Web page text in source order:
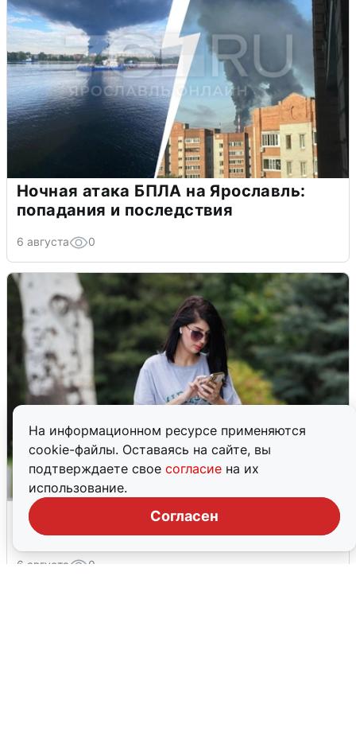
На информационном ресурсе применяются
cookie-файлы. Оставаясь на сайте, вы
подтверждаете свое согласие на их
использование.
Согласен
Ночная атака БПЛА на Ярославль:
попадания и последствия
6 августа 0
Волгоградцы остались без
мобильного интернета
6 августа 0